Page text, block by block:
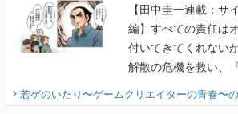
【田中圭一連載：サ
編】すべての責任は
付いてきてくれない
解散の危機を救い、
開く。業界の快男児
『少年ジャンプ』色
若ゲのいたり〜ゲームクリエイターの青春〜